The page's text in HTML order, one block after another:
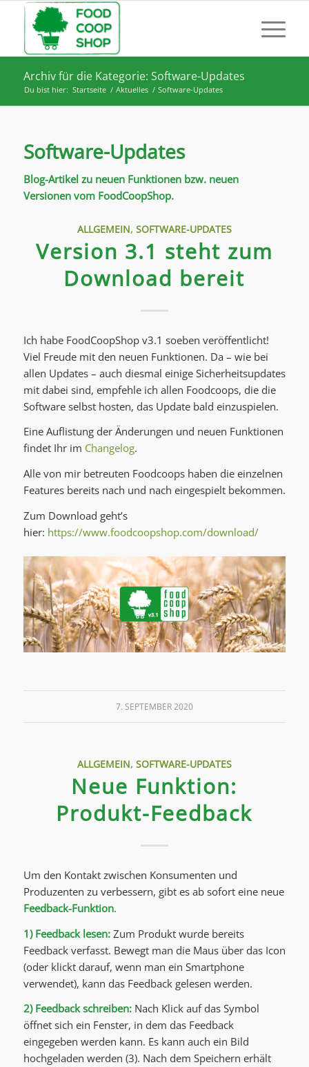
Archiv für die Kategorie: Software-Updates
Du bist hier: Startseite / Aktuelles / Software-Updates
Software-Updates
Blog-Artikel zu neuen Funktionen bzw. neuen
Versionen vom FoodCoopShop.
ALLGEMEIN, SOFTWARE-UPDATES
Version 3.1 steht zum
Download bereit
Ich habe FoodCoopShop v3.1 soeben veröffentlicht!
Viel Freude mit den neuen Funktionen. Da – wie bei
allen Updates – auch diesmal einige Sicherheitsupdates
mit dabei sind, empfehle ich allen Foodcoops, die die
Software selbst hosten, das Update bald einzuspielen.
Eine Auflistung der Änderungen und neuen Funktionen
findet Ihr im Changelog.
Alle von mir betreuten Foodcoops haben die einzelnen
Features bereits nach und nach eingespielt bekommen.
Zum Download geht’s
hier: https://www.foodcoopshop.com/download/
7. SEPTEMBER 2020
ALLGEMEIN, SOFTWARE-UPDATES
Neue Funktion:
Produkt-Feedback
Um den Kontakt zwischen Konsumenten und
Produzenten zu verbessern, gibt es ab sofort eine neue
Feedback-Funktion.
1) Feedback lesen:Zum Produkt wurde bereits
Feedback verfasst. Bewegt man die Maus über das Icon
(oder klickt darauf, wenn man ein Smartphone
verwendet), kann das Feedback gelesen werden.
2) Feedback schreiben:Nach Klick auf das Symbol
öffnet sich ein Fenster, in dem das Feedback
eingegeben werden kann. Es kann auch ein Bild
hochgeladen werden (3). Nach dem Speichern erhält